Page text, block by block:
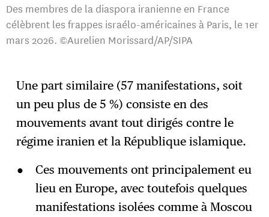
Des membres de la diaspora iranienne en France
célèbrent les frappes israélo-américaines à Paris, le 1er
mars 2026. ©Aurelien Morissard/AP/SIPA
Une part similaire (57 manifestations, soit
un peu plus de 5 %) consiste en des
mouvements avant tout dirigés contre le
régime iranien et la République islamique.
Ces mouvements ont principalement eu
lieu en Europe, avec toutefois quelques
manifestations isolées comme à Moscou